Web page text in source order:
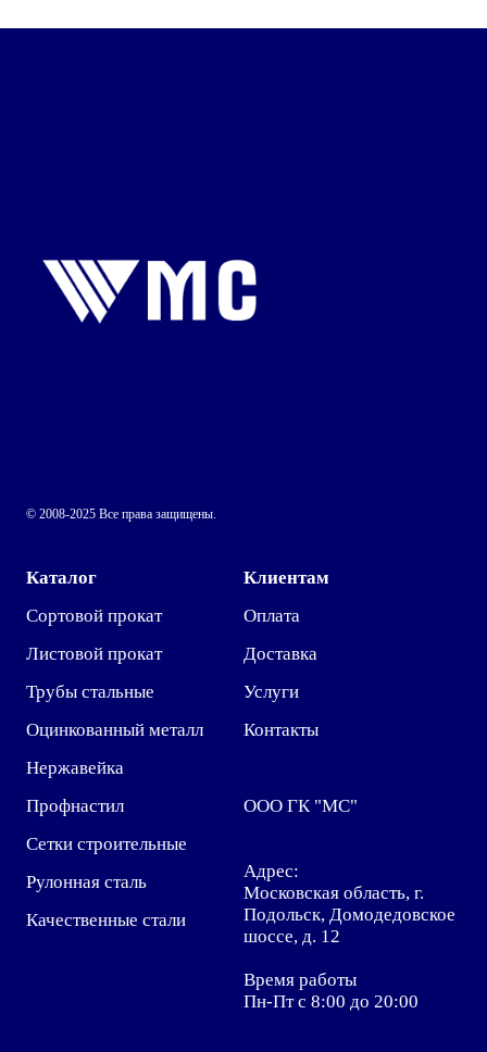
© 2008-2025 Все права защищены.
Каталог
Сортовой прокат
Листовой прокат
Трубы стальные
Оцинкованный металл
Нержавейка
Профнастил
Сетки строительные
Рулонная сталь
Качественные стали
Клиентам
Оплата
Доставка
Услуги
Контакты
ООО ГК "МС"
Адрес:
Московская область, г.
Подольск, Домодедовское
шоссе, д. 12
Время работы
Пн-Пт с 8:00 до 20:00